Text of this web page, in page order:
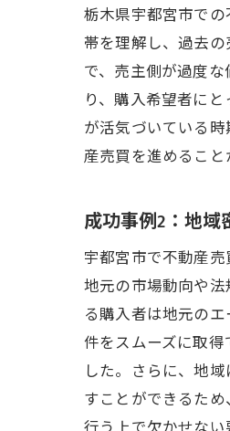
栃木県宇都宮市で
帯を理解し、過去
で、売主側が過度
り、購入希望者に
が活気づいている
産売買を進めること
成功事例2：地
宇都宮市で不動産
地元の市場動向や
る購入者は地元の
件をスムーズに取
した。さらに、地
すことができるた